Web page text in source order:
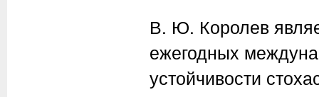
В. Ю. Королев
ежегодных
устойчивости